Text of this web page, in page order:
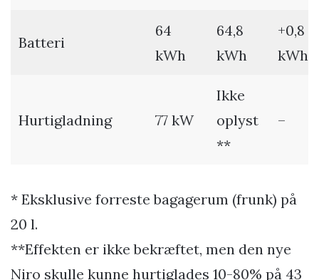
Batteri
64
kWh
64,8
kWh
+0,8
kWh
Hurtigladning 77 kW
Ikke
oplyst
**
–
* Eksklusive forreste bagagerum (frunk) på
20 l.
**Effekten er ikke bekræftet, men den nye
Niro skulle kunne hurtiglades 10-80% på 43